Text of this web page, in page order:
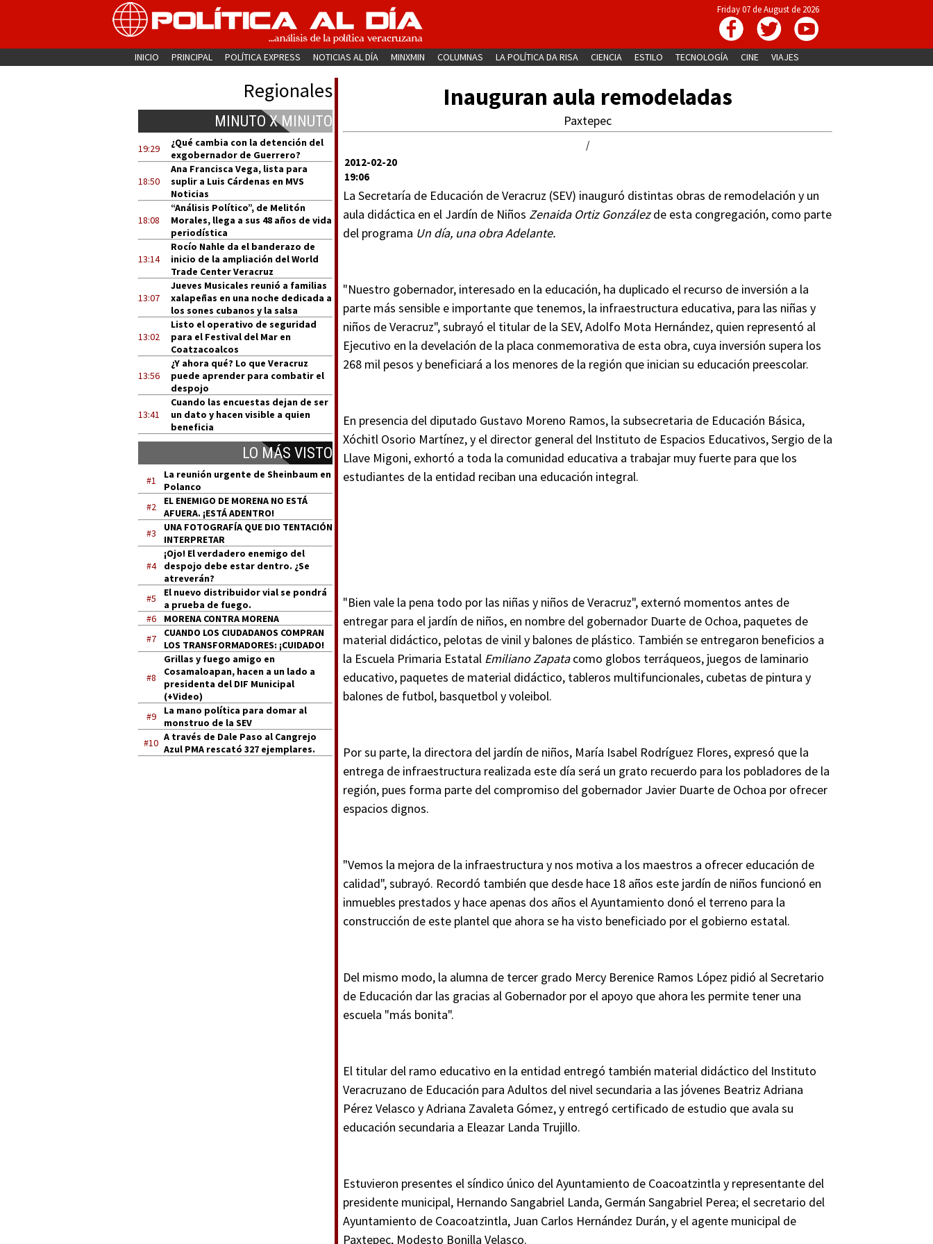
Friday 07 de August de 2026
INICIO PRINCIPAL POLÍTICA EXPRESS NOTICIAS AL DÍA MINXMIN COLUMNAS LA POLÍTICA DA RISA CIENCIA ESTILO TECNOLOGÍA CINE VIAJES
Regionales
MINUTO X MINUTO
19:29
¿Qué cambia con la detención del
exgobernador de Guerrero?
18:50
Ana Francisca Vega, lista para
suplir a Luis Cárdenas en MVS
Noticias
18:08
“Análisis Político”, de Melitón
Morales, llega a sus 48 años de vida
periodística
13:14
Rocío Nahle da el banderazo de
inicio de la ampliación del World
Trade Center Veracruz
13:07
Jueves Musicales reunió a familias
xalapeñas en una noche dedicada a
los sones cubanos y la salsa
13:02
Listo el operativo de seguridad
para el Festival del Mar en
Coatzacoalcos
13:56
¿Y ahora qué? Lo que Veracruz
puede aprender para combatir el
despojo
13:41
Cuando las encuestas dejan de ser
un dato y hacen visible a quien
beneficia
LO MÁS VISTO
#1
La reunión urgente de Sheinbaum en
Polanco
#2
EL ENEMIGO DE MORENA NO ESTÁ
AFUERA. ¡ESTÁ ADENTRO!
#3
UNA FOTOGRAFÍA QUE DIO TENTACIÓN
INTERPRETAR
#4
¡Ojo! El verdadero enemigo del
despojo debe estar dentro. ¿Se
atreverán?
#5
El nuevo distribuidor vial se pondrá
a prueba de fuego.
#6
MORENA CONTRA MORENA
#7
CUANDO LOS CIUDADANOS COMPRAN
LOS TRANSFORMADORES: ¡CUIDADO!
#8
Grillas y fuego amigo en
Cosamaloapan, hacen a un lado a
presidenta del DIF Municipal
(+Video)
#9
La mano política para domar al
monstruo de la SEV
#10 A través de Dale Paso al Cangrejo
Azul PMA rescató 327 ejemplares.
Inauguran aula remodeladas
Paxtepec
/
2012-02-20
19:06
La Secretaría de Educación de Veracruz (SEV) inauguró distintas obras de remodelación y un
aula didáctica en el Jardín de Niños Zenaida Ortiz Gonzálezde esta congregación, como parte
del programa Un día, una obra Adelante.
"Nuestro gobernador, interesado en la educación, ha duplicado el recurso de inversión a la
parte más sensible e importante que tenemos, la infraestructura educativa, para las niñas y
niños de Veracruz", subrayó el titular de la SEV, Adolfo Mota Hernández, quien representó al
Ejecutivo en la develación de la placa conmemorativa de esta obra, cuya inversión supera los
268 mil pesos y beneficiará a los menores de la región que inician su educación preescolar.
En presencia del diputado Gustavo Moreno Ramos, la subsecretaria de Educación Básica,
Xóchitl Osorio Martínez, y el director general del Instituto de Espacios Educativos, Sergio de la
Llave Migoni, exhortó a toda la comunidad educativa a trabajar muy fuerte para que los
estudiantes de la entidad reciban una educación integral.
"Bien vale la pena todo por las niñas y niños de Veracruz", externó momentos antes de
entregar para el jardín de niños, en nombre del gobernador Duarte de Ochoa, paquetes de
material didáctico, pelotas de vinil y balones de plástico. También se entregaron beneficios a
la Escuela Primaria Estatal Emiliano Zapatacomo globos terráqueos, juegos de laminario
educativo, paquetes de material didáctico, tableros multifuncionales, cubetas de pintura y
balones de futbol, basquetbol y voleibol.
Por su parte, la directora del jardín de niños, María Isabel Rodríguez Flores, expresó que la
entrega de infraestructura realizada este día será un grato recuerdo para los pobladores de la
región, pues forma parte del compromiso del gobernador Javier Duarte de Ochoa por ofrecer
espacios dignos.
"Vemos la mejora de la infraestructura y nos motiva a los maestros a ofrecer educación de
calidad", subrayó. Recordó también que desde hace 18 años este jardín de niños funcionó en
inmuebles prestados y hace apenas dos años el Ayuntamiento donó el terreno para la
construcción de este plantel que ahora se ha visto beneficiado por el gobierno estatal.
Del mismo modo, la alumna de tercer grado Mercy Berenice Ramos López pidió al Secretario
de Educación dar las gracias al Gobernador por el apoyo que ahora les permite tener una
escuela "más bonita".
El titular del ramo educativo en la entidad entregó también material didáctico del Instituto
Veracruzano de Educación para Adultos del nivel secundaria a las jóvenes Beatriz Adriana
Pérez Velasco y Adriana Zavaleta Gómez, y entregó certificado de estudio que avala su
educación secundaria a Eleazar Landa Trujillo.
Estuvieron presentes el síndico único del Ayuntamiento de Coacoatzintla y representante del
presidente municipal, Hernando Sangabriel Landa, Germán Sangabriel Perea; el secretario del
Ayuntamiento de Coacoatzintla, Juan Carlos Hernández Durán, y el agente municipal de
Paxtepec, Modesto Bonilla Velasco.